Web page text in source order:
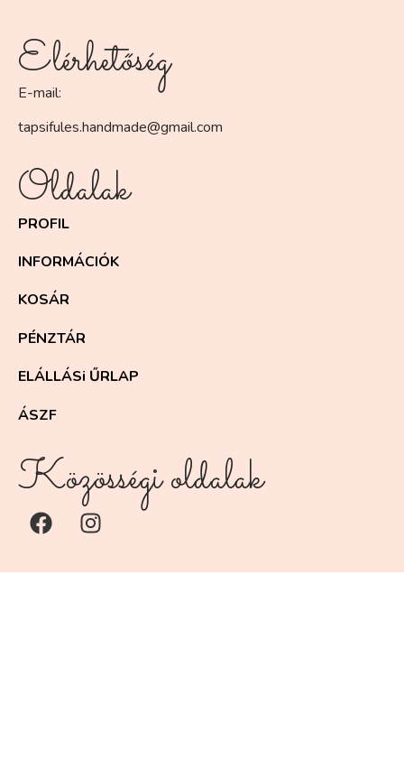
Elérhetőség
E-mail:
tapsifules.handmade@gmail.com
Oldalak
PROFIL
INFORMÁCIÓK
KOSÁR
PÉNZTÁR
ELÁLLÁSi ŰRLAP
ÁSZF
Közösségi oldalak